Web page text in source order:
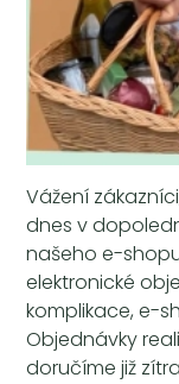
Vážení
dnes v
našeho e-
elektronické
komplikace, e-
Objednávky
doručíme již